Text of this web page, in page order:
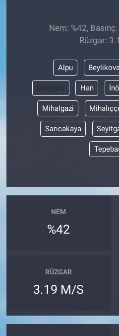
Nem: %42,
Rüzgar:
Alpu
Günyüzü Han
Mihalgazi
Sarıcakaya
NEM
%42
RÜZGAR
3.19 M/S